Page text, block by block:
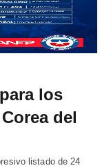
los
del
listado de 24